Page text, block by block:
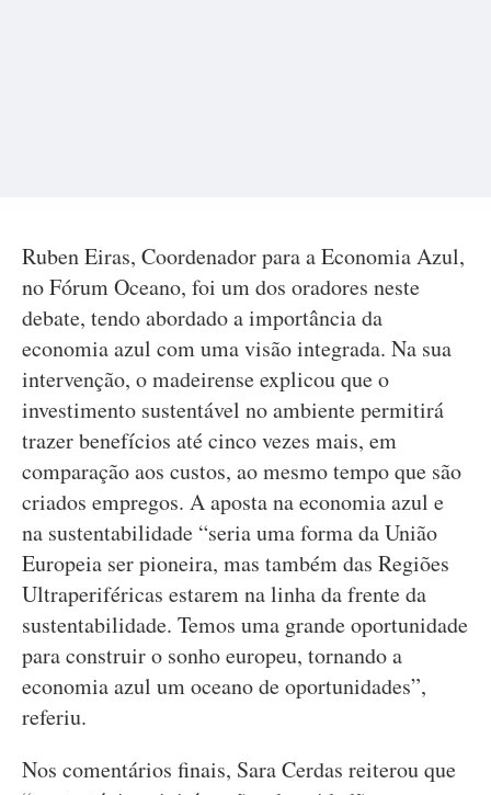
Ruben Eiras, Coordenador para a Economia Azul,
no Fórum Oceano, foi um dos oradores neste
debate, tendo abordado a importância da
economia azul com uma visão integrada. Na sua
intervenção, o madeirense explicou que o
investimento sustentável no ambiente permitirá
trazer benefícios até cinco vezes mais, em
comparação aos custos, ao mesmo tempo que são
criados empregos. A aposta na economia azul e
na sustentabilidade “seria uma forma da União
Europeia ser pioneira, mas também das Regiões
Ultraperiféricas estarem na linha da frente da
sustentabilidade. Temos uma grande oportunidade
para construir o sonho europeu, tornando a
economia azul um oceano de oportunidades”,
referiu.
Nos comentários finais, Sara Cerdas reiterou que